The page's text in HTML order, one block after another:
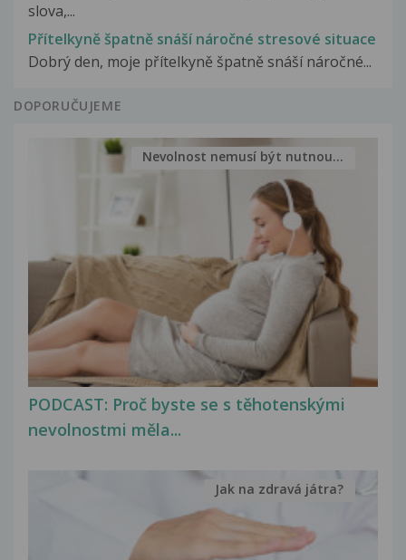
slova,...
Přítelkyně špatně snáší náročné stresové situace
Dobrý den, moje přítelkyně špatně snáší náročné...
DOPORUČUJEME
PODCAST: Proč byste se s těhotenskými
nevolnostmi měla...
Nevolnost nemusí být nutnou...
Jak na zdravá játra?